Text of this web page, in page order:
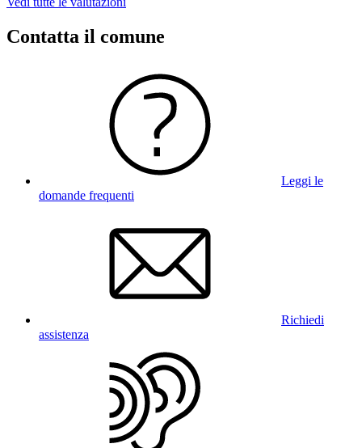
Contatta il comune
Leggi le
domande frequenti
Richiedi
assistenza